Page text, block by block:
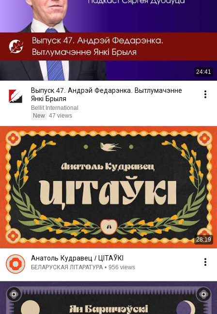
24:41
Выпуск 47. Андрэй Федарэнка. Вытлумачэнне
Янкі Брыля
Bellit International
New 47 views
28:19
Анатоль Кудравец / ЦІТАЎКІ
БЕЛАРУСКАЯ ЛІТАРАТУРА • 956 views